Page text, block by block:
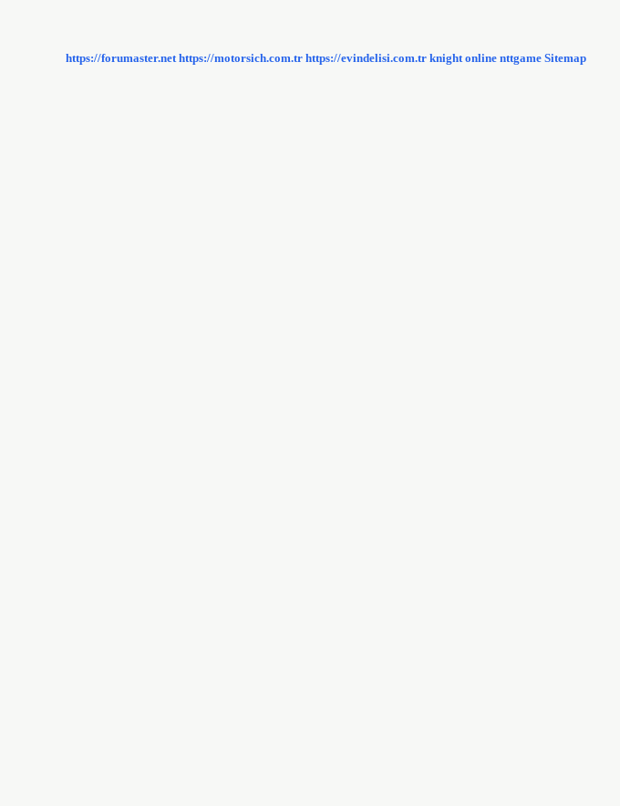
https://forumaster.net https://motorsich.com.tr https://evindelisi.com.tr knight online nttgame Sitemap